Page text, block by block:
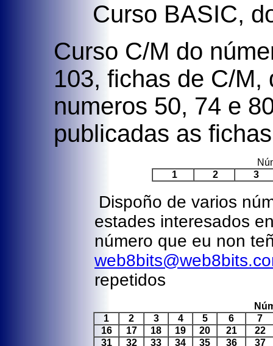
Curso BASIC,
Curso C/M do
103, fichas de C/M,
numeros 50, 74 e
publicadas as
1
2 3
Dispoño de varios
estades interesados
número que eu non
repetidos
1
2 3 4 5 6
7
16
17 18 19 20 21
22
31
32 33 34 35 36
37